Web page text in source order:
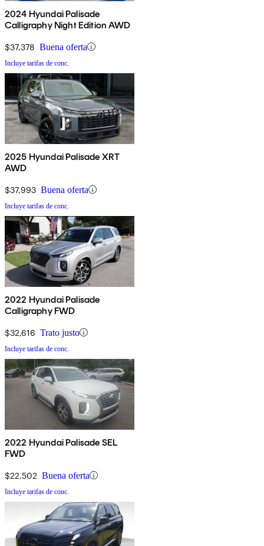
2024 Hyundai Palisade
Calligraphy Night Edition AWD
$37,378 Buena oferta
Incluye tarifas de conc.
2025 Hyundai Palisade XRT
AWD
$37,993 Buena oferta
Incluye tarifas de conc.
2022 Hyundai Palisade
Calligraphy FWD
$32,616 Trato justo
Incluye tarifas de conc.
2022 Hyundai Palisade SEL
FWD
$22,502 Buena oferta
Incluye tarifas de conc.